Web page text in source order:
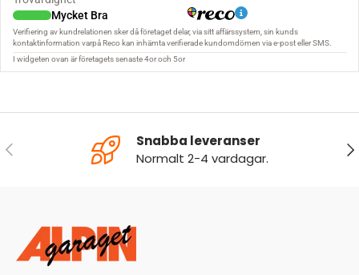
FÖREGÅENDE
Snabba leveranser
Normalt 2-4 vardagar.